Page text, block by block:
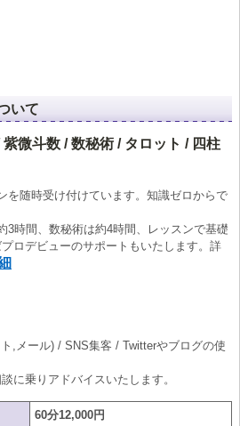
いて
微斗数 / 数秘術 / タロット / 四柱
を随時受け付けています。知識ゼロからで
3時間、数秘術は約4時間、レッスンで基礎
ロデビューのサポートもいたします。詳
,メール) / SNS集客 / Twitterやブログの使
に乗りアドバイスいたします。
60分12,000円